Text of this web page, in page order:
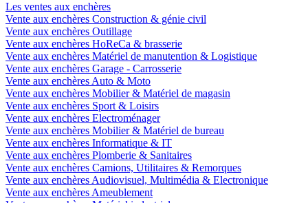
Les ventes aux enchères
Vente aux enchères Construction & génie civil
Vente aux enchères Outillage
Vente aux enchères HoReCa & brasserie
Vente aux enchères Matériel de manutention & Logistique
Vente aux enchères Garage - Carrosserie
Vente aux enchères Auto & Moto
Vente aux enchères Mobilier & Matériel de magasin
Vente aux enchères Sport & Loisirs
Vente aux enchères Electroménager
Vente aux enchères Mobilier & Matériel de bureau
Vente aux enchères Informatique & IT
Vente aux enchères Plomberie & Sanitaires
Vente aux enchères Camions, Utilitaires & Remorques
Vente aux enchères Audiovisuel, Multimédia & Electronique
Vente aux enchères Ameublement